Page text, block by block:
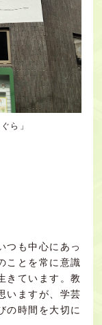
ら」
つも中心にあっ
ことを常に意識
きています。教
いますが、学芸
の時間を大切に